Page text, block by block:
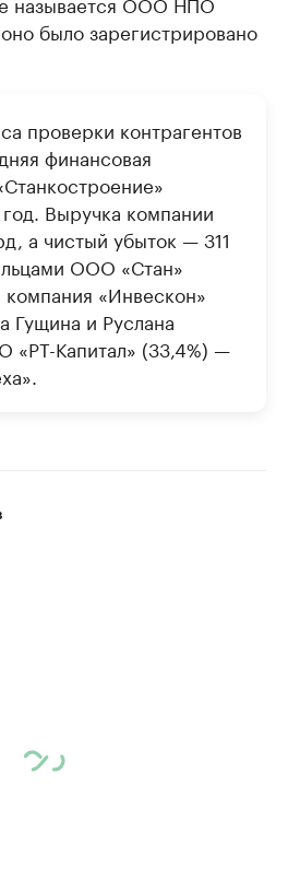
было зарегистрировано
проверки контрагентов
финансовая
Выручка компании
а чистый убыток — 311
ООО «Стан»
компания «Инвескон»
Гущина и Руслана
«РТ-Капитал» (33,4%) —